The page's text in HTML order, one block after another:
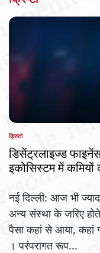
POSTED
IN
क्रिप्टो
डिसेंट्रलाइज्ड
इकोसिस्टम में
नई दिल्ली: आज भी
अन्य संस्था के जरिए
पैसा कहां से आया, कहां
। परंपरागत रूप...